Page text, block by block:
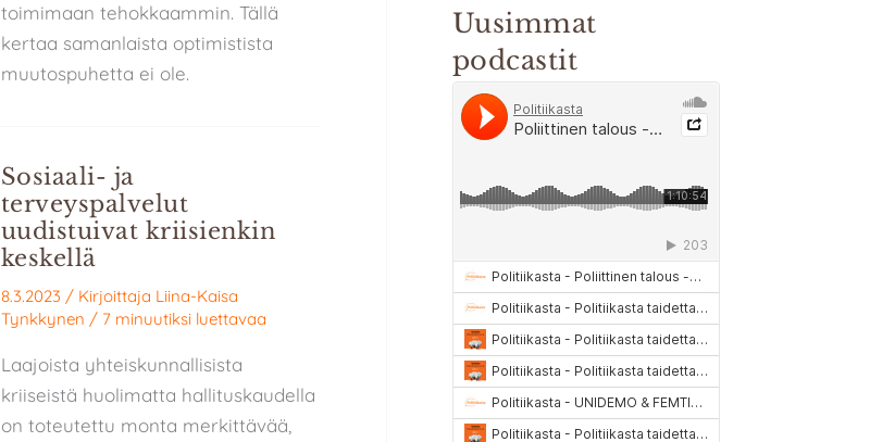
toimimaan tehokkaammin. Tällä
kertaa samanlaista optimistista
muutospuhetta ei ole.
Sosiaali- ja
terveyspalvelut
uudistuivat kriisienkin
keskellä
8.3.2023 / Kirjoittaja Liina-Kaisa
Tynkkynen / 7 minuutiksi luettavaa
Laajoista yhteiskunnallisista
kriiseistä huolimatta hallituskaudella
on toteutettu monta merkittävää,
Uusimmat
podcastit